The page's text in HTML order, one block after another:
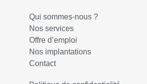
Qui sommes-nous ?
Nos services
Offre d’emploi
Nos implantations
Contact